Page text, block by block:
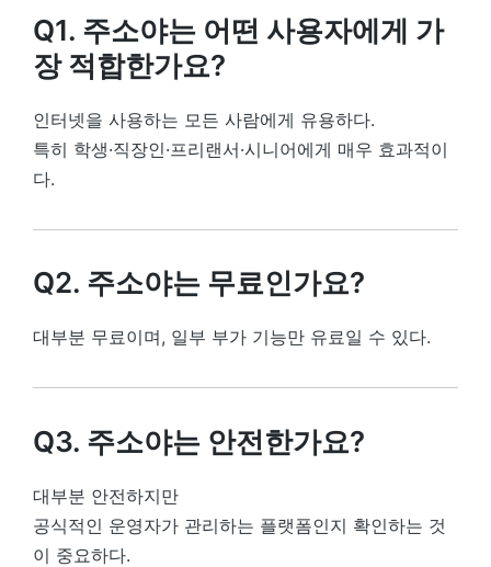
Q1. 주소야는 어떤 사용자에게 가
장 적합한가요?
인터넷을 사용하는 모든 사람에게 유용하다.
특히 학생·직장인·프리랜서·시니어에게 매우 효과적이
다.
Q2. 주소야는 무료인가요?
대부분 무료이며, 일부 부가 기능만 유료일 수 있다.
Q3. 주소야는 안전한가요?
대부분 안전하지만
공식적인 운영자가 관리하는 플랫폼인지 확인하는 것
이 중요하다.